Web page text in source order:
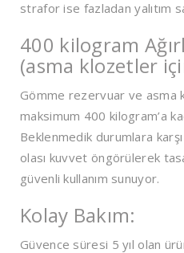
strafor ise fazladan yalıtım
400 kilogram
(asma klozetler
Gömme rezervuar ve asma
maksimum 400 kilogram’a
Beklenmedik durumlara
olası kuvvet öngörülerek
güvenli kullanım sunuyor.
Kolay Bakım:
Güvence süresi 5 yıl olan